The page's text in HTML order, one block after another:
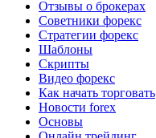
Отзывы о брокерах
Советники форекс
Стратегии форекс
Шаблоны
Скрипты
Видео форекс
Как начать торговать
Новости forex
Основы